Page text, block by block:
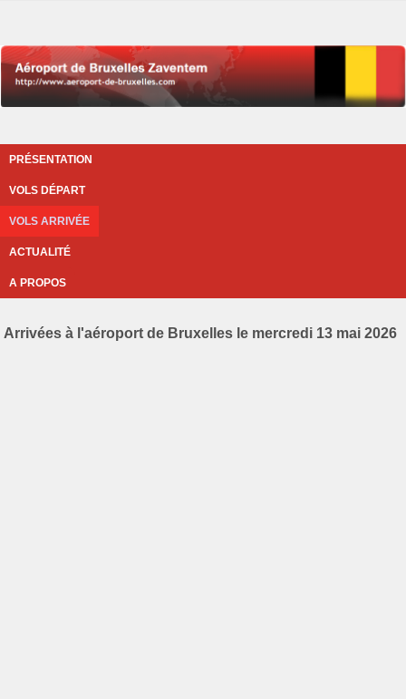
PRÉSENTATION
VOLS DÉPART
VOLS ARRIVÉE
ACTUALITÉ
A PROPOS
Arrivées à l'aéroport de Bruxelles le mercredi 13 mai 2026